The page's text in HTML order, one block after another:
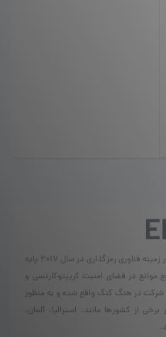
شرکت الیپال توسط دو فرد متخصص در زمینه فناوری رمزگذاری در سال 2017 پایه
در فضای امنیت کریپتوکارنسی و
شرکت در هنگ کنگ واقع شده و به منظور
از کشورها مانند، استرالیا، آلمان،